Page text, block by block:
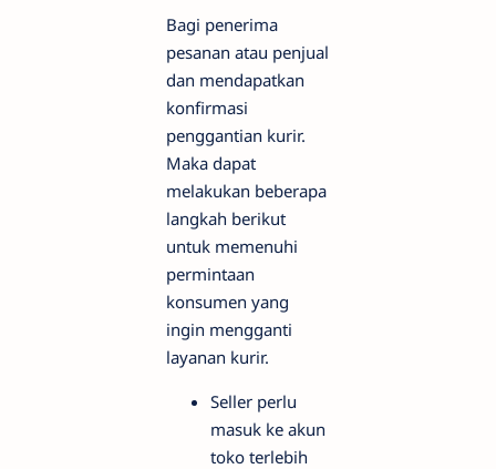
Bagi penerima
pesanan atau penjual
dan mendapatkan
konfirmasi
penggantian kurir.
Maka dapat
melakukan beberapa
langkah berikut
untuk memenuhi
permintaan
konsumen yang
ingin mengganti
layanan kurir.
Seller perlu
masuk ke akun
toko terlebih